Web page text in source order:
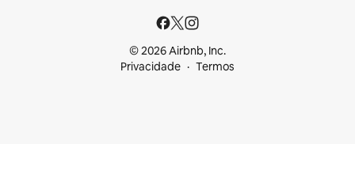
© 2026 Airbnb, Inc.
Privacidade
Termos